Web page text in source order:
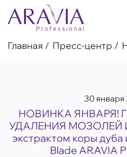
Главная Пресс-центр
30 января
НОВИНКА ЯНВАРЯ!
УДАЛЕНИЯ МОЗОЛЕЙ
экстрактом коры
Blade ARAVIA